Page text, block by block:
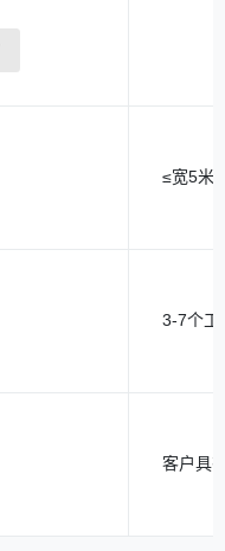
≤宽5米
3-7个工
客户具